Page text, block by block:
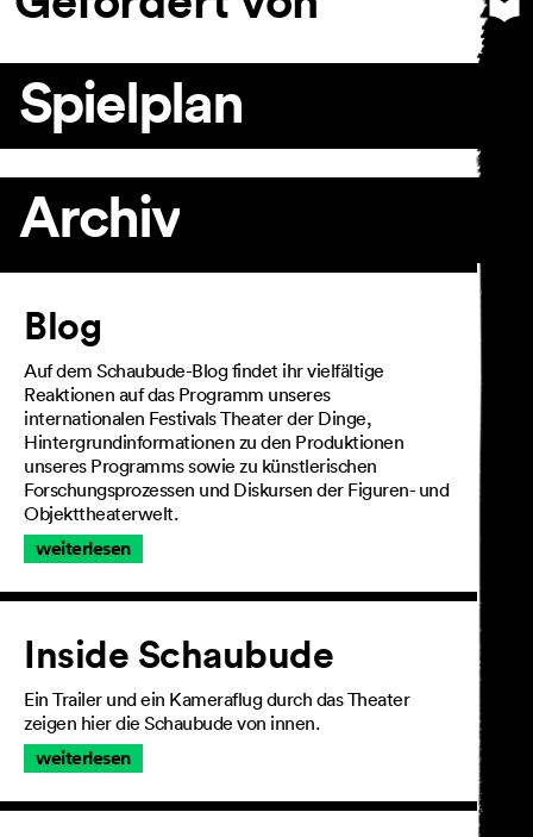
Spielplan
Archiv
Artikel
Blog
Auf dem Schaubude-Blog findet ihr vielfältige
Reaktionen auf das Programm unseres
internationalen Festivals Theater der Dinge,
Hintergrundinformationen zu den Produktionen
unseres Programms sowie zu künstlerischen
Forschungsprozessen und Diskursen der Figuren- und
Objekttheaterwelt.
weiterlesen
Inside Schaubude
Ein Trailer und ein Kameraflug durch das Theater
zeigen hier die Schaubude von innen.
weiterlesen